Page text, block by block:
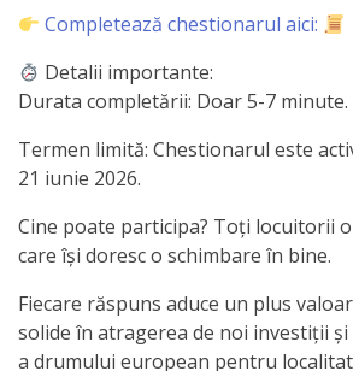
Serviciul
Arhitectură
şi
Urbanism
Serviciul
de
Atragere
a
Completează chestionarul aici:
Detalii importante:
Durata completării: Doar 5-7 minute.
Termen limită: Chestionarul este
21 iunie 2026.
Cine poate participa? Toți locuitorii
care își doresc o schimbare în bine.
Fiecare răspuns aduce un plus
solide în atragerea de noi investiții
a drumului european pentru